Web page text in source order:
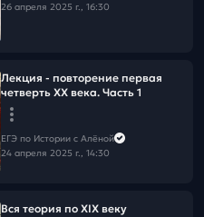
26 апреля 2025 г., 16:30
Лекция - повторение первая
четверть XX века. Часть 1
ЕГЭ по Истории с Алёной
24 апреля 2025 г., 14:30
Вся теория по XIX веку